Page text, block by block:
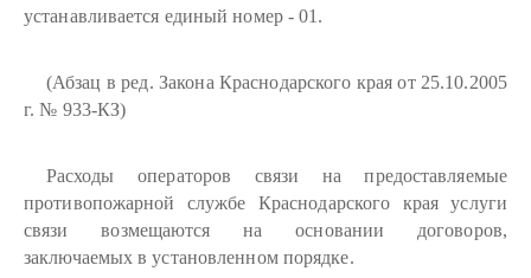
устанавливается единый номер - 01.
(Абзац в ред. Закона Краснодарского края от 25.10.2005
г. № 933-КЗ)
Расходы операторов связи на предоставляемые
противопожарной службе Краснодарского края услуги
связи возмещаются на основании договоров,
заключаемых в установленном порядке.